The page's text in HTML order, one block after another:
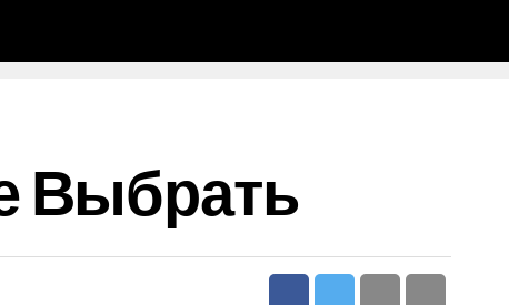
Выбрать